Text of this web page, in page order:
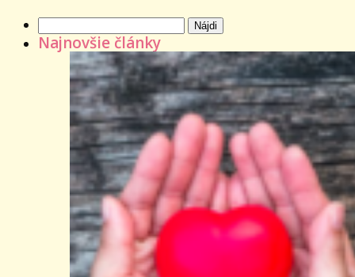
Hľadať:
Najnovšie články